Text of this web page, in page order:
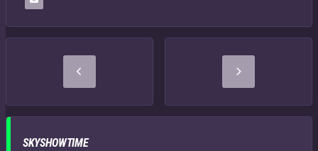
SKYSHOWTIME